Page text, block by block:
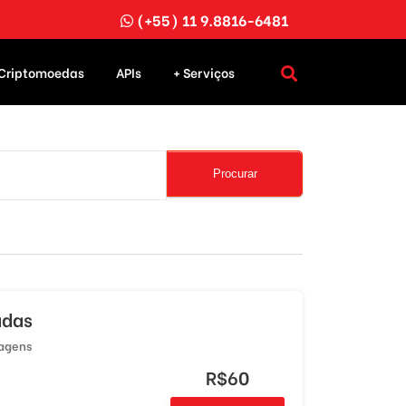
(+55) 11 9.8816-6481
APIs + Serviços
Procurar
R$60